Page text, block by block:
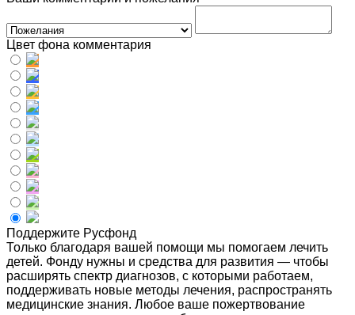
Цвет фона комментария
Поддержите Русфонд
Только благодаря вашей помощи мы помогаем лечить
детей. Фонду нужны и средства для развития — чтобы
расширять спектр диагнозов, с которыми работаем,
поддерживать новые методы лечения, распространять
медицинские знания. Любое ваше пожертвование